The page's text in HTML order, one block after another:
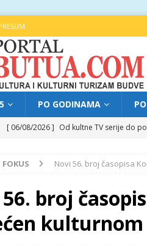
PO GODINAMA
[ 06/08/2026 ] Od kultne TV serije do
[ 05/08/2026 ] Grad, voda, drvo i
[ 04/08/2026 ]
Najava programa XL
Najava programa XL
FOKUS Novi 56. broj časopisa
broj